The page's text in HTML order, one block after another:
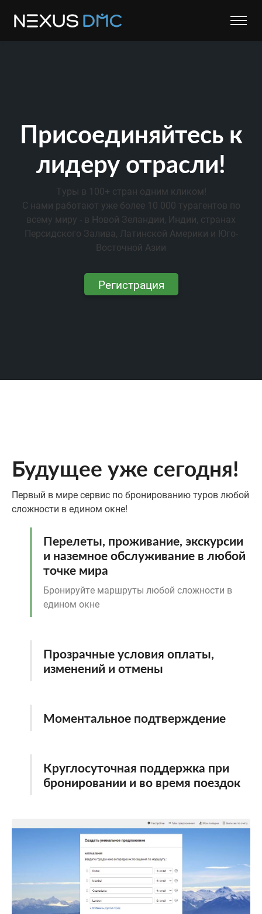
Присоединяйтесь к
лидеру отрасли!
Туры в 100+ стран одним кликом!
С нами работают уже более 10 000 турагентов по
всему миру - в Новой Зеландии, Индии, странах
Персидского Залива, Латинской Америки и Юго-
Восточной Азии
Регистрация
Будущее уже сегодня!
Первый в мире сервис по бронированию туров любой
сложности в едином окне!
Перелеты, проживание, экскурсии
и наземное обслуживание в любой
точке мира
Бронируйте маршруты любой сложности в
едином окне
Прозрачные условия оплаты,
изменений и отмены
Моментальное подтверждение
Круглосуточная поддержка при
бронировании и во время поездок